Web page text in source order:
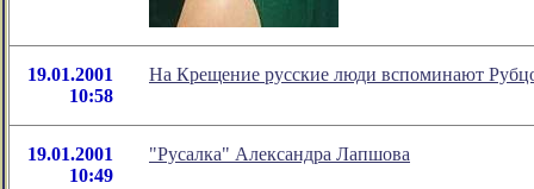
19.01.2001
10:58
На Крещение русские люди вспоминают
19.01.2001
10:49
"Русалка" Александра Лапшова